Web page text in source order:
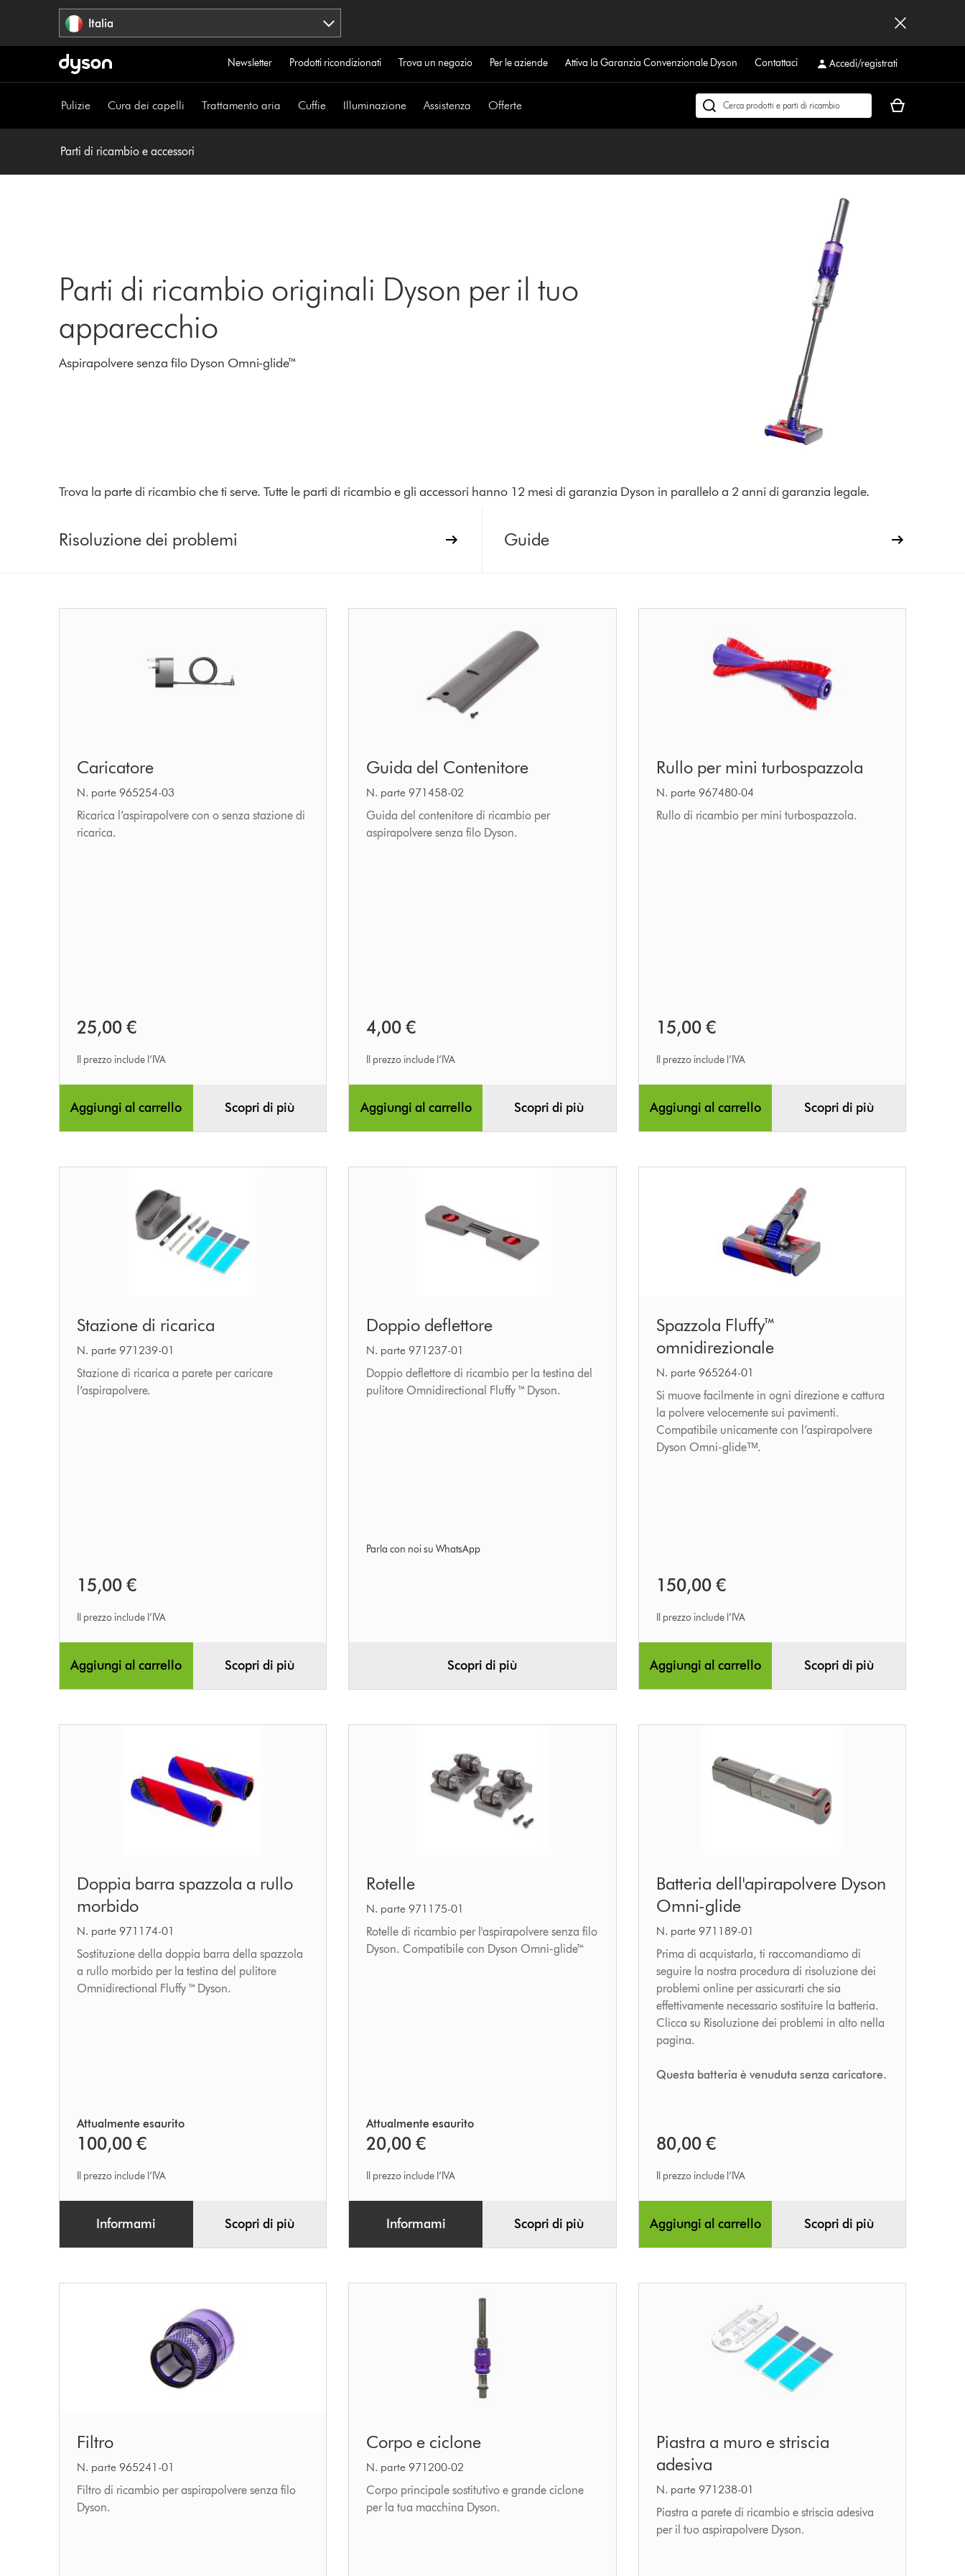
Italia
Newsletter Prodotti ricondizionati Trova un negozio Per le aziende Attiva la Garanzia Convenzionale Dyson Contattaci Accedi/registrati
Pulizie Cura dei capelli Trattamento aria Cuffie Illuminazione Assistenza Offerte
Cerca
Il
Parti di ricambio e accessori
Parti di ricambio originali Dyson per il tuo
apparecchio
Aspirapolvere senza filo Dyson Omni-glide™
Trova la parte di ricambio che ti serve. Tutte le parti di ricambio e gli accessori hanno 12 mesi di garanzia Dyson in parallelo a 2 anni di garanzia legale.
Risoluzione dei problemi Guide
Caricatore
N. parte 965254-03
Ricarica l’aspirapolvere con o senza stazione di
ricarica.
25,00 €
Il prezzo include l’IVA
Aggiungi al carrello Scopri di più
del
Contenitore
Guida del Contenitore
N. parte 971458-02
Guida del contenitore di ricambio per
aspirapolvere senza filo Dyson.
4,00 €
Il prezzo include l’IVA
Aggiungi al carrello Scopri di più
per
mini
turbospazzola
Rullo per mini turbospazzola
N. parte 967480-04
Rullo di ricambio per mini turbospazzola.
15,00 €
Il prezzo include l’IVA
Aggiungi al carrello Scopri di più
di
ricarica
Stazione di ricarica
N. parte 971239-01
Stazione di ricarica a parete per caricare
l’aspirapolvere.
15,00 €
Il prezzo include l’IVA
Aggiungi al carrello Scopri di più
deflettore
Doppio deflettore
N. parte 971237-01
Doppio deflettore di ricambio per la testina del
pulitore Omnidirectional Fluffy ™ Dyson.
Parla con noi su WhatsApp
Scopri di più
Fluffy™
omnidirezionale
Spazzola Fluffy™
omnidirezionale
N. parte 965264-01
Si muove facilmente in ogni direzione e cattura
la polvere velocemente sui pavimenti.
Compatibile unicamente con l’aspirapolvere
Dyson Omni-glideᵀᴹ.
150,00 €
Il prezzo include l’IVA
Aggiungi al carrello Scopri di più
barra
spazzola
a
rullo
morbido
Doppia barra spazzola a rullo
morbido
N. parte 971174-01
Sostituzione della doppia barra della spazzola
a rullo morbido per la testina del pulitore
Omnidirectional Fluffy ™ Dyson.
Attualmente esaurito
100,00 €
Il prezzo include l’IVA
Informami Scopri di più
Rotelle
N. parte 971175-01
Rotelle di ricambio per l'aspirapolvere senza filo
Dyson. Compatibile con Dyson Omni-glide™
Attualmente esaurito
20,00 €
Il prezzo include l’IVA
Informami Scopri di più
dell'apirapolvere
Dyson
Omni-
glide
Batteria dell'apirapolvere Dyson
Omni-glide
N. parte 971189-01
Prima di acquistarla, ti raccomandiamo di
seguire la nostra procedura di risoluzione dei
problemi online per assicurarti che sia
effettivamente necessario sostituire la batteria.
Clicca su Risoluzione dei problemi in alto nella
pagina.
Questa batteria è venuduta senza caricatore.
80,00 €
Il prezzo include l’IVA
Aggiungi al carrello Scopri di più
Filtro
N. parte 965241-01
Filtro di ricambio per aspirapolvere senza filo
Dyson.
e
ciclone
Corpo e ciclone
N. parte 971200-02
Corpo principale sostitutivo e grande ciclone
per la tua macchina Dyson.
a
muro
e
striscia
adesiva
Piastra a muro e striscia
adesiva
N. parte 971238-01
Piastra a parete di ricambio e striscia adesiva
per il tuo aspirapolvere Dyson.